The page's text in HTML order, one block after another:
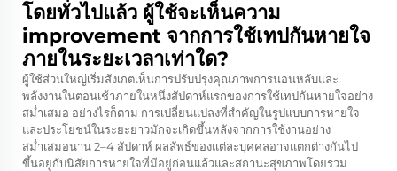
โดยทั่วไปแล้ว ผู้ใช้จะเห็นความ
improvement จากการใช้เทปกันหายใจ
ภายในระยะเวลาเท่าใด?
ผู้ใช้ส่วนใหญ่เริ่มสังเกตเห็นการปรับปรุงคุณภาพการนอนหลับและ
พลังงานในตอนเช้าภายในหนึ่งสัปดาห์แรกของการใช้เทปกันหายใจอย่าง
สม่ำเสมอ อย่างไรก็ตาม การเปลี่ยนแปลงที่สำคัญในรูปแบบการหายใจ
และประโยชน์ในระยะยาวมักจะเกิดขึ้นหลังจากการใช้งานอย่าง
สม่ำเสมอนาน 2–4 สัปดาห์ ผลลัพธ์ของแต่ละบุคคลอาจแตกต่างกันไป
ขึ้นอยู่กับนิสัยการหายใจที่มีอยู่ก่อนแล้วและสถานะสุขภาพโดยรวม